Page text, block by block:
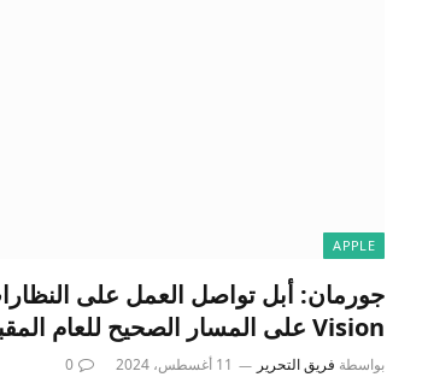
APPLE
Vision على المسار الصحيح للعام المقبل
بواسطة فريق التحرير 11 أغسطس، 2024 0